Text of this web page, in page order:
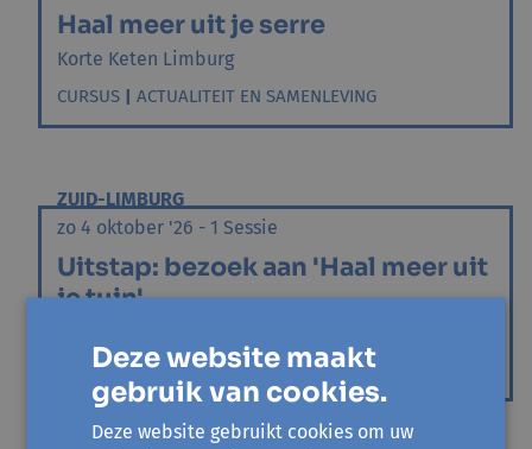
Haal meer uit je serre
Korte Keten Limburg
CURSUS | ACTUALITEIT EN SAMENLEVING
ZUID-LIMBURG
zo 4 oktober '26 - 1 Sessie
Uitstap: bezoek aan 'Haal meer uit
je tuin'
DUURZAAM LEVEN
Deze website maakt
gebruik van cookies.
Deze website gebruikt cookies om uw